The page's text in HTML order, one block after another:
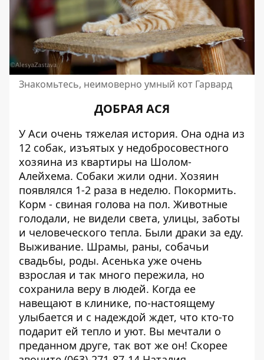
Знакомьтесь, неимоверно умный кот Гарвард
ДОБРАЯ АСЯ
У Аси очень тяжелая история. Она одна из
12 собак, изъятых у недобросовестного
хозяина из квартиры на Шолом-
Алейхема. Собаки жили одни. Хозяин
появлялся 1-2 раза в неделю. Покормить.
Корм - свиная голова на пол. Животные
голодали, не видели света, улицы, заботы
и человеческого тепла. Были драки за еду.
Выживание. Шрамы, раны, собачьи
свадьбы, роды. Асенька уже очень
взрослая и так много пережила, но
сохранила веру в людей. Когда ее
навещают в клинике, по-настоящему
улыбается и с надеждой ждет, что кто-то
подарит ей тепло и уют. Вы мечтали о
преданном друге, так вот же он! Скорее